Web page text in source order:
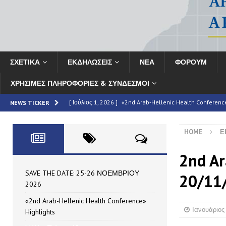
ΣΧΕΤΙΚΑ ΕΚΔΗΛΩΣΕΙΣ ΝΕΑ ΦΟΡΟΥΜ
ΧΡΗΣΙΜΕΣ ΠΛΗΡΟΦΟΡΙΕΣ & ΣΥΝΔΕΣΜΟΙ
NEWS TICKER [ Ιούλιος 1, 2026 ] «2nd Arab-Hellenic Health
[ Ιούνιος 16, 2026 ] ΣΥΝΟΠΤΙΚΗ ΕΚΘΕΣΗ: Το «2ο Αραβο-
HIGHLIGHTED
[ Μάιος 7, 2026 ] Partnership Announcement | 11th
SAVE THE DATE: 25-26
HOME
2nd
20/
SAVE THE DATE: 25-26 ΝΟΕΜΒΡΙΟΥ
2026
«2nd Arab-Hellenic Health Conference»
Highlights